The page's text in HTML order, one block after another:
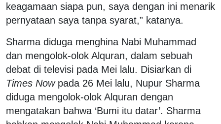
keagamaan siapa pun, saya dengan ini menarik
pernyataan saya tanpa syarat,” katanya.
Sharma diduga menghina Nabi Muhammad
dan mengolok-olok Alquran, dalam sebuah
debat di televisi pada Mei lalu. Disiarkan di
Times Nowpada 26 Mei lalu, Nupur Sharma
diduga mengolok-olok Alquran dengan
mengatakan bahwa ‘Bumi itu datar’. Sharma